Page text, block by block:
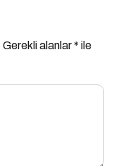
Gerekli alanlar* ile